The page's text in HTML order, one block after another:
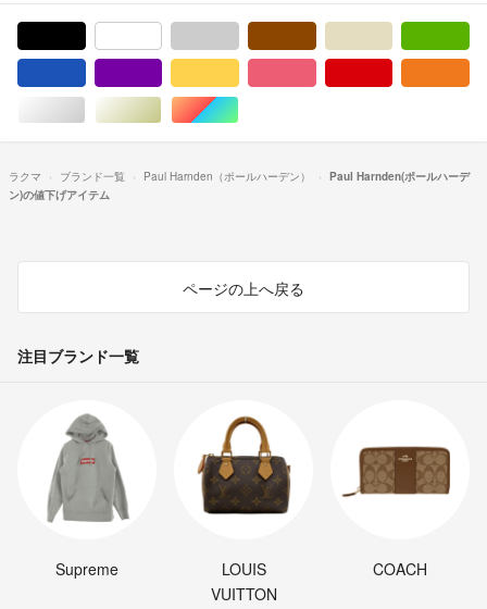
シルバー/銀色系ゴールド/金色系マルチカラー
ラクマ ブランド一覧 Paul Harnden（ポールハーデン）
Paul Harnden(ポールハーデ
ン)の値下げアイテム
ページの上へ戻る
注目ブランド一覧
Supreme
LOUIS
VUITTON
COACH